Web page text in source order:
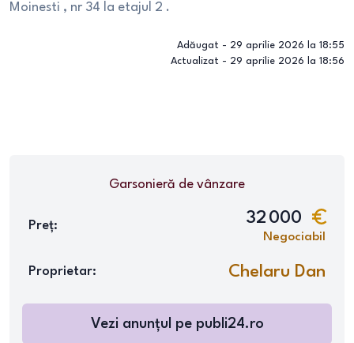
Moinesti , nr 34 la etajul 2 .
Adăugat - 29 aprilie 2026 la 18:55
Actualizat - 29 aprilie 2026 la 18:56
Garsonieră de vânzare
Preț: 32 000
Negociabil
Proprietar: Chelaru Dan
Vezi anunțul pe publi24.ro